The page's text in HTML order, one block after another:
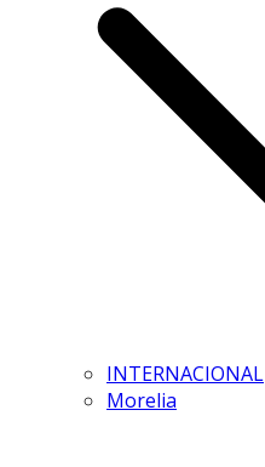
INTERNACIONAL
Morelia